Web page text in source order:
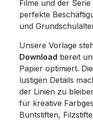
Filme und der
perfekte
und
Unsere Vorlage
Download bereit
Papier optimiert.
lustigen Details
der Linien zu
für kreative
Buntstiften,